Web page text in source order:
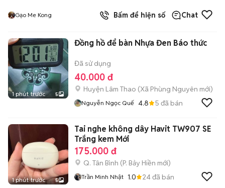
Gạo Me Kong Bấm để hiện số Chat
1 phút trước 5
Đồng hồ để bàn Nhựa Đen Báo thức
Đã sử dụng
40.000 đ
Huyện Lâm Thao (Xã Phùng Nguyên mới)
Nguyễn Ngọc Quế 4.8 5 đã bán
1 phút trước 5
Tai nghe không dây Havit TW907 SE
Trắng kem Mới
175.000 đ
Q. Tân Bình (P. Bảy Hiền mới)
Trần Minh Nhật 1.0 24đã bán